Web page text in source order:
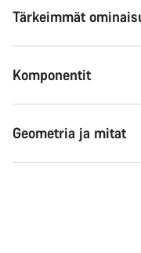
Tärkeimmät
Komponentit
Geometria ja mitat